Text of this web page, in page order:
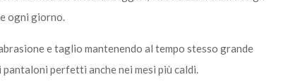
ogni giorno.
e taglio mantenendo al tempo stesso grande
perfetti anche nei mesi più caldi.